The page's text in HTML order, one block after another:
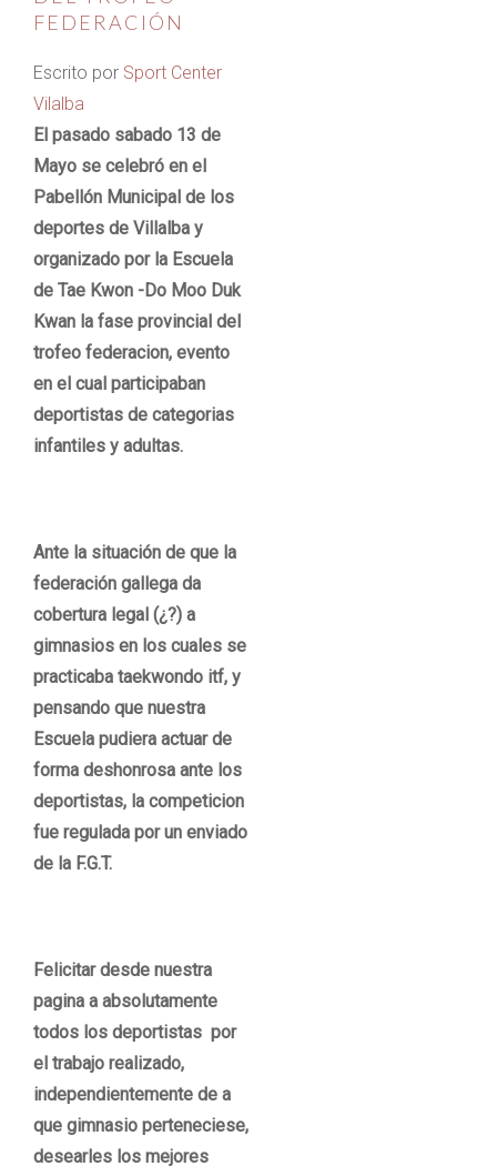
FEDERACIÓN
Escrito por Sport Center
Vilalba
El pasado sabado 13 de
Mayo se celebró en el
Pabellón Municipal de los
deportes de Villalba y
organizado por la Escuela
de Tae Kwon -Do Moo Duk
Kwan la fase provincial del
trofeo federacion, evento
en el cual participaban
deportistas de categorias
infantiles y adultas.
Ante la situación de que la
federación gallega da
cobertura legal (¿?) a
gimnasios en los cuales se
practicaba taekwondo itf, y
pensando que nuestra
Escuela pudiera actuar de
forma deshonrosa ante los
deportistas, la competicion
fue regulada por un enviado
de la F.G.T.
Felicitar desde nuestra
pagina a absolutamente
todos los deportistas por
el trabajo realizado,
independientemente de a
que gimnasio perteneciese,
desearles los mejores